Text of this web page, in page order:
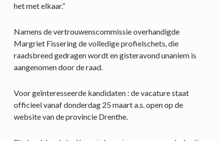
het met elkaar.”
Namens de vertrouwenscommissie overhandigde
Margriet Fissering de volledige profielschets, die
raadsbreed gedragen wordt en gisteravond unaniem is
aangenomen door de raad.
Voor geïnteresseerde kandidaten : de vacature staat
officieel vanaf donderdag 25 maart a.s. open op de
website van de provincie Drenthe.